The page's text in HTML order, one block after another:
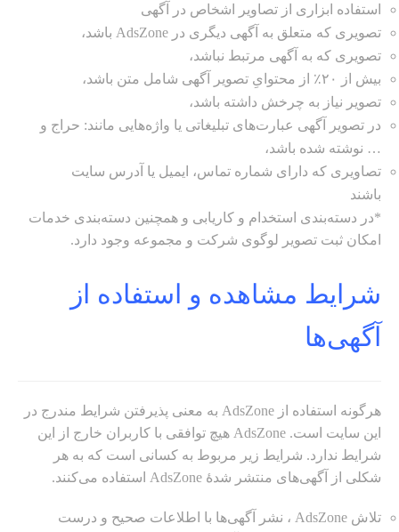
استفاده ابزاری از تصاویر اشخاص در آگهی
تصویری که متعلق به آگهی دیگری در AdsZone باشد،
تصویری که به آگهی مرتبط نباشد،
بیش از ۲۰٪ از محتوایِ تصویر آگهی شامل متن باشد،
تصویر نیاز به چرخش داشته باشد،
در تصویر آگهی عبارت‌های تبلیغاتی یا واژه‌هایی مانند:‌ حراج و
… نوشته شده باشد،
تصاویری که دارای شماره تماس، ایمیل یا آدرس سایت
باشند
*در دسته‌بندی استخدام و کاریابی و همچنین دسته‌بندی خدمات
امکان ثبت تصویر لوگوی شرکت و مجموعه وجود دارد.
شرایط مشاهده و استفاده از
آگهی‌ها
هرگونه استفاده از AdsZone به معنی پذیرفتن شرایط مندرج در
این سایت است. AdsZone هیچ توافقی با کاربران خارج از این
شرایط ندارد. شرایط زیر مربوط به کسانی است که به هر
شکلی از آگهی‌های منتشر شده‌ٔ AdsZone استفاده می‌کنند.
تلاش AdsZone ، نشر آگهی‌ها با اطلاعات صحیح و درست